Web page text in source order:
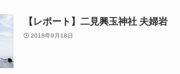
【レポート】二見興玉神社 夫婦岩
2018年9月18日